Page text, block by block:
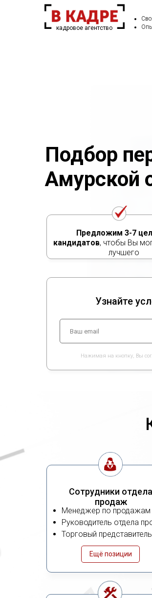
кадровое агентство
Подбор
Амурской
Предложим 3-7
кандидатов, чтобы Вы
лучшего
Нажимая на кнопку, Вы
Узнайте
Сотрудники отдела
продаж
Менеджер по продажам
Руководитель отдела
Торговый представитель
Ещё позиции